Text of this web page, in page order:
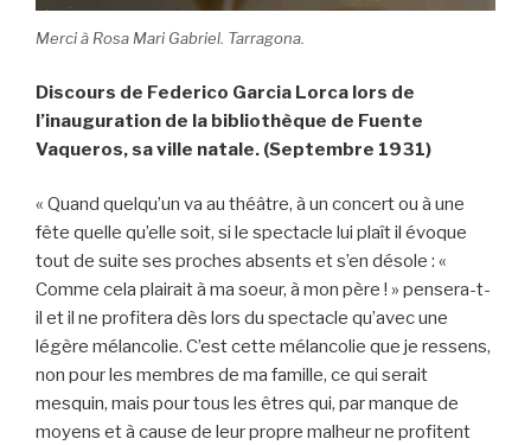
Merci à Rosa Mari Gabriel. Tarragona.
Discours de Federico Garcia Lorca lors de
l’inauguration de la bibliothèque de Fuente
Vaqueros, sa ville natale. (Septembre 1931)
« Quand quelqu’un va au théâtre, à un concert ou à une
fête quelle qu’elle soit, si le spectacle lui plaît il évoque
tout de suite ses proches absents et s’en désole : «
Comme cela plairait à ma soeur, à mon père ! » pensera-t-
il et il ne profitera dès lors du spectacle qu’avec une
légère mélancolie. C’est cette mélancolie que je ressens,
non pour les membres de ma famille, ce qui serait
mesquin, mais pour tous les êtres qui, par manque de
moyens et à cause de leur propre malheur ne profitent